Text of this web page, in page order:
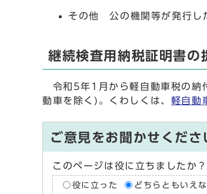
その他 公の機関等が発行
継続検査用納税証明書の
令和5年1月から軽自動車税の納
動車を除く)。くわしくは、 軽自動
ご意見をお聞かせくださ
このページは役に立ちましたか？
役に立った どちらともいえ